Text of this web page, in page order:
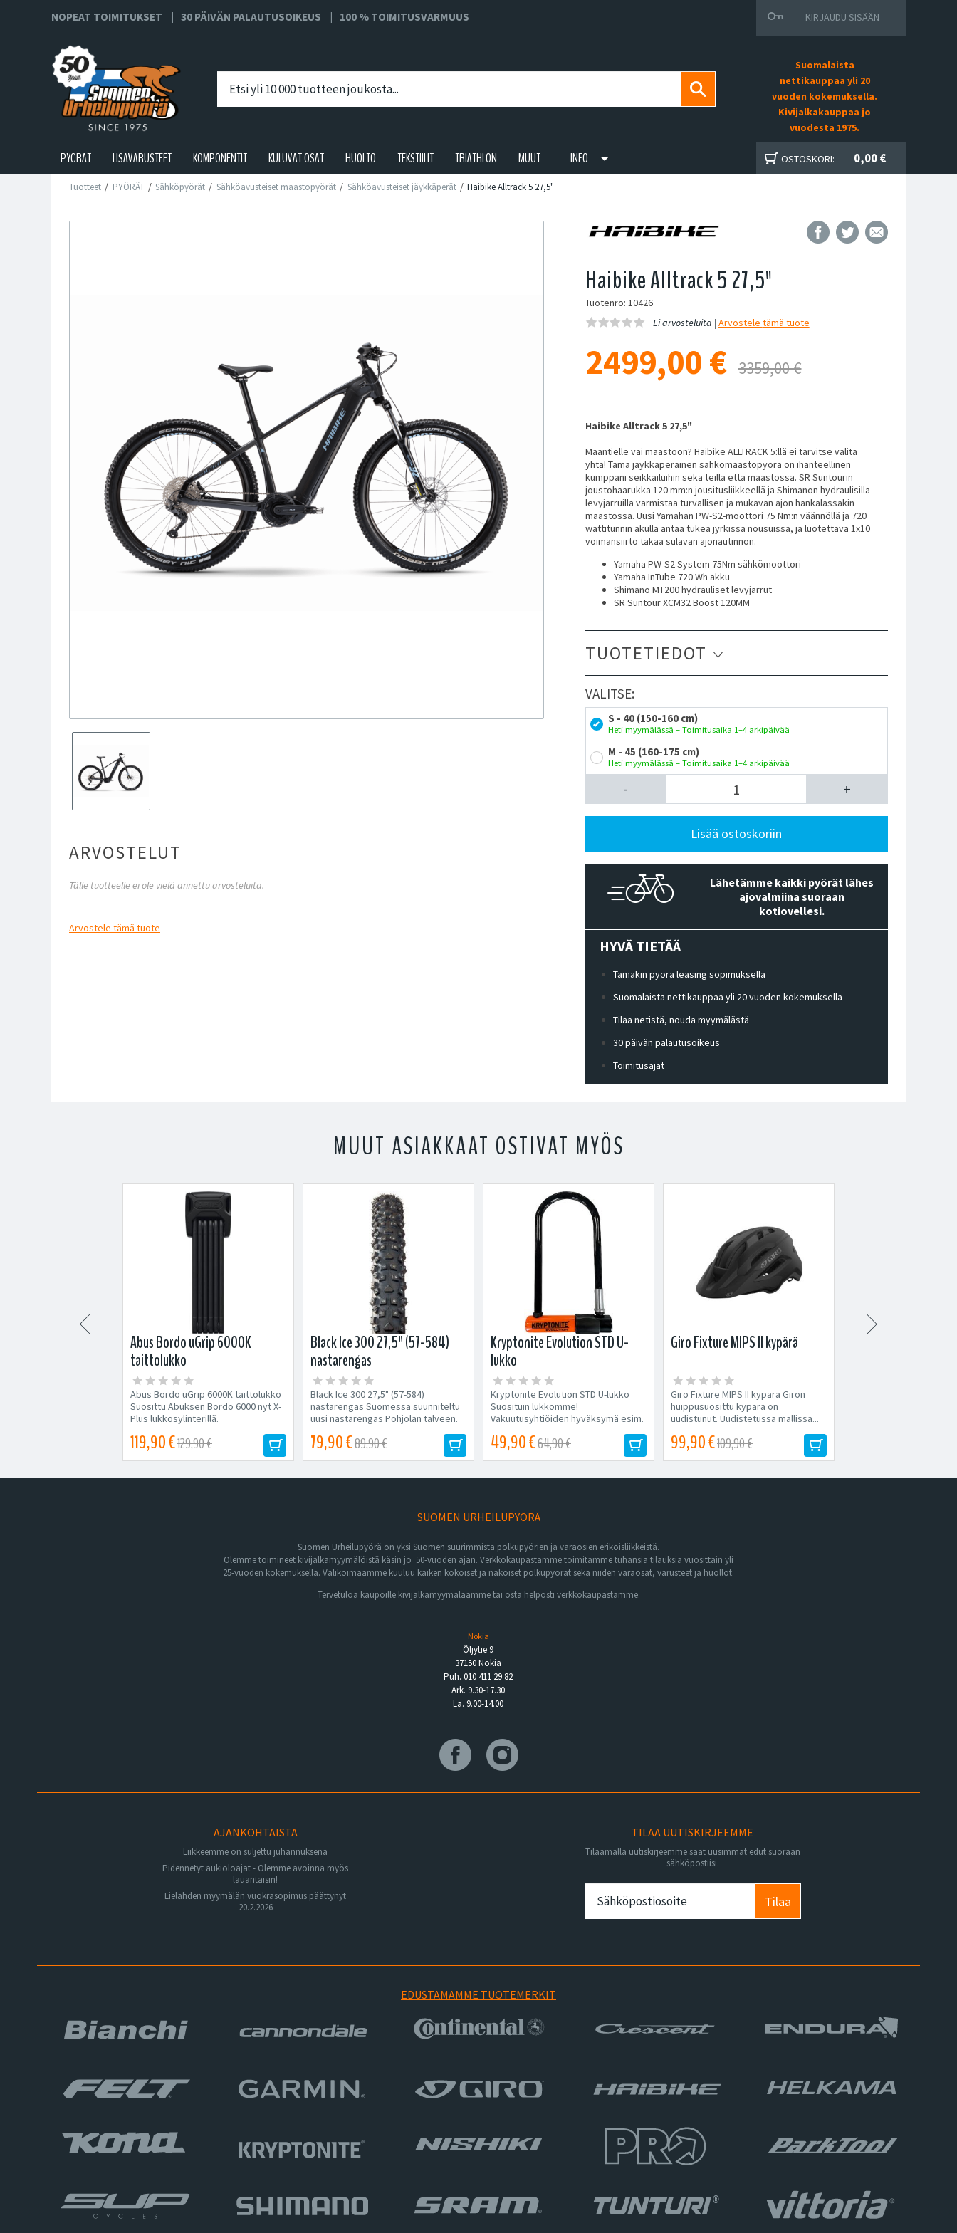
NOPEAT TOIMITUKSET 30 PÄIVÄN PALAUTUSOIKEUS 100 % TOIMITUSVARMUUS KIRJAUDU SISÄÄN
Suomalaista
nettikauppaa yli 20
vuoden kokemuksella.
Kivijalkakauppaa jo
vuodesta 1975.
PYÖRÄT LISÄVARUSTEET KOMPONENTIT KULUVAT OSAT HUOLTO TEKSTIILIT TRIATHLON MUUT INFO OSTOSKORI: 0,00 €
Tuotteet PYÖRÄT Sähköpyörät Sähköavusteiset maastopyörät Sähköavusteiset jäykkäperät Haibike Alltrack 5 27,5"
ARVOSTELUT
Tälle tuotteelle ei ole vielä annettu arvosteluita.
Arvostele tämä tuote
Haibike Alltrack 5 27,5"
Tuotenro: 10426
Ei arvosteluita | Arvostele tämä tuote
2499,00 € 3359,00 €
Haibike Alltrack 5 27,5"
Maantielle vai maastoon? Haibike ALLTRACK 5:llä ei tarvitse valita
yhtä! Tämä jäykkäperäinen sähkömaastopyörä on ihanteellinen
kumppani seikkailuihin sekä teillä että maastossa. SR Suntourin
joustohaarukka 120 mm:n jousitusliikkeellä ja Shimanon hydraulisilla
levyjarruilla varmistaa turvallisen ja mukavan ajon hankalassakin
maastossa. Uusi Yamahan PW-S2-moottori 75 Nm:n väännöllä ja 720
wattitunnin akulla antaa tukea jyrkissä nousuissa, ja luotettava 1x10
voimansiirto takaa sulavan ajonautinnon.
Yamaha PW-S2 System 75Nm sähkömoottori
Yamaha InTube 720 Wh akku
Shimano MT200 hydrauliset levyjarrut
SR Suntour XCM32 Boost 120MM
TUOTETIEDOT
VALITSE:
S - 40 (150-160 cm)
Heti myymälässä – Toimitusaika 1–4 arkipäivää
M - 45 (160-175 cm)
Heti myymälässä – Toimitusaika 1–4 arkipäivää
- +
Lisää ostoskoriin
Lähetämme kaikki pyörät lähes
ajovalmiina suoraan
kotiovellesi.
HYVÄ TIETÄÄ
Tämäkin pyörä leasing sopimuksella
Suomalaista nettikauppaa yli 20 vuoden kokemuksella
Tilaa netistä, nouda myymälästä
30 päivän palautusoikeus
Toimitusajat
MUUT ASIAKKAAT OSTIVAT MYÖS
Abus Bordo uGrip 6000K
taittolukko
Abus Bordo uGrip 6000K taittolukko
Suosittu Abuksen Bordo 6000 nyt X-
Plus lukkosylinterillä.
119,90 €129,90 €
Black Ice 300 27,5" (57-584)
nastarengas
Black Ice 300 27,5" (57-584)
nastarengas Suomessa suunniteltu
uusi nastarengas Pohjolan talveen.
79,90 €89,90 €
Kryptonite Evolution STD U-
lukko
Kryptonite Evolution STD U-lukko
Suosituin lukkomme!
Vakuutusyhtiöiden hyväksymä esim.
49,90 €64,90 €
Giro Fixture MIPS II kypärä
Giro Fixture MIPS II kypärä Giron
huippusuosittu kypärä on
uudistunut. Uudistetussa mallissa...
99,90 €109,90 €
 
SUOMEN URHEILUPYÖRÄ
Suomen Urheilupyörä on yksi Suomen suurimmista polkupyörien ja varaosien erikoisliikkeistä.
Olemme toimineet kivijalkamyymälöistä käsin jo 50-vuoden ajan. Verkkokaupastamme toimitamme tuhansia tilauksia vuosittain yli
25-vuoden kokemuksella. Valikoimaamme kuuluu kaiken kokoiset ja näköiset polkupyörät sekä niiden varaosat, varusteet ja huollot.
Tervetuloa kaupoille kivijalkamyymäläämme tai osta helposti verkkokaupastamme.
Nokia
Öljytie 9
37150 Nokia
Puh. 010 411 29 82
Ark. 9.30-17.30
La. 9.00-14.00
AJANKOHTAISTA
Liikkeemme on suljettu juhannuksena
Pidennetyt aukioloajat - Olemme avoinna myös
lauantaisin!
Lielahden myymälän vuokrasopimus päättynyt
20.2.2026
TILAA UUTISKIRJEEMME
Tilaamalla uutiskirjeemme saat uusimmat edut suoraan
sähköpostiisi.
Tilaa
EDUSTAMAMME TUOTEMERKIT